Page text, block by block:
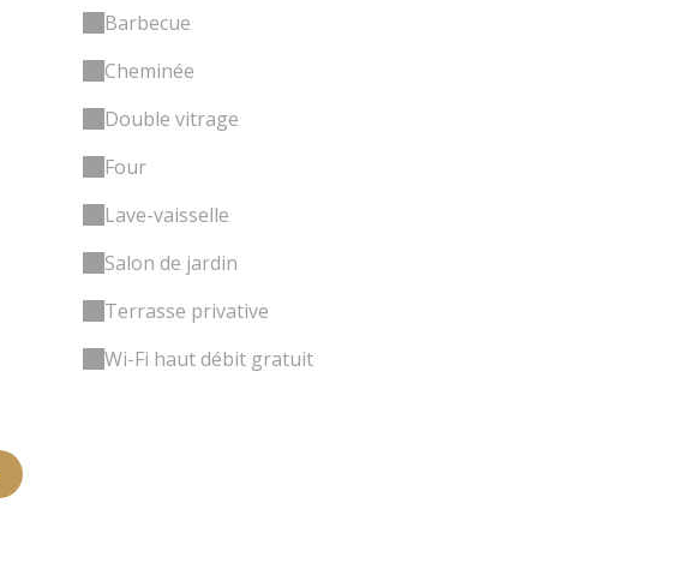
Barbecue
Cheminée
Double vitrage
Four
Lave-vaisselle
Salon de jardin
Terrasse privative
Wi-Fi haut débit gratuit